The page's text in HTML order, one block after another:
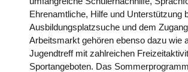
Ehrenamtliche, Hilfe und Unterstützung
Ausbildungsplatzsuche und dem
Arbeitsmarkt gehören ebenso dazu wie
Jugendtreff mit zahlreichen
Sportangeboten. Das